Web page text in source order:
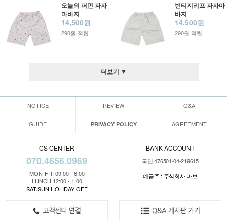
오늘의 퍼핀 파자
마바지
14,500원
290원 적립
빈티지리프 파자마
바지
14,500원
290원 적립
더보기 ▼
NOTICE REVIEW Q&A
GUIDE PRIVACY POLICY AGREEMENT
CS CENTER
070.4656.0969
MON-FRI 09:00 - 6:00
LUNCH 12:00 - 1:00
SAT.SUN.HOLIDAY OFF
BANK ACCOUNT
국민 476501-04-219615
예금주 : 주식회사 마브